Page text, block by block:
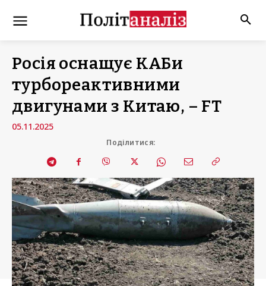
Росія оснащує КАБи
турбореактивними
двигунами з Китаю, – FT
05.11.2025
Поділитися: